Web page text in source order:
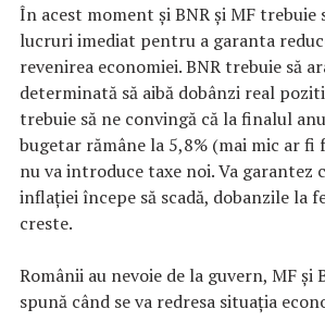
În acest moment și BNR și MF trebuie
lucruri imediat pentru a garanta
revenirea economiei. BNR trebuie să
determinată să aibă dobânzi real
trebuie să ne convingă că la finalul
bugetar rămâne la 5,8% (mai mic ar fi
nu va introduce taxe noi. Va garantez
inflației începe să scadă, dobanzile la
creste.
Românii au nevoie de la guvern, MF și
spună când se va redresa situația